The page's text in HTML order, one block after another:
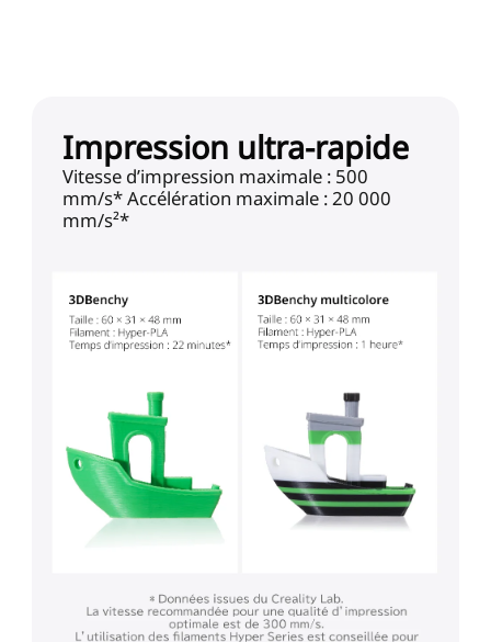
Impression ultra-rapide
Vitesse d’impression maximale : 500
mm/s* Accélération maximale : 20 000
mm/s²*